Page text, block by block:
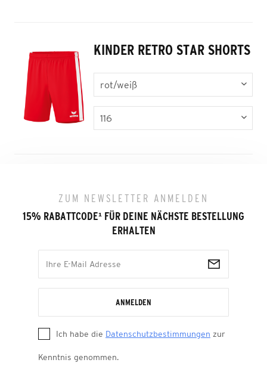
KINDER RETRO STAR SHORTS
ZUM NEWSLETTER ANMELDEN
15% RABATTCODE¹ FÜR DEINE NÄCHSTE BESTELLUNG
ERHALTEN
ANMELDEN
Ich habe die Datenschutzbestimmungen zur
Kenntnis genommen.